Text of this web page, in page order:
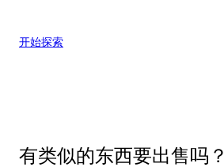
开始探索
有类似的东西要出售吗？